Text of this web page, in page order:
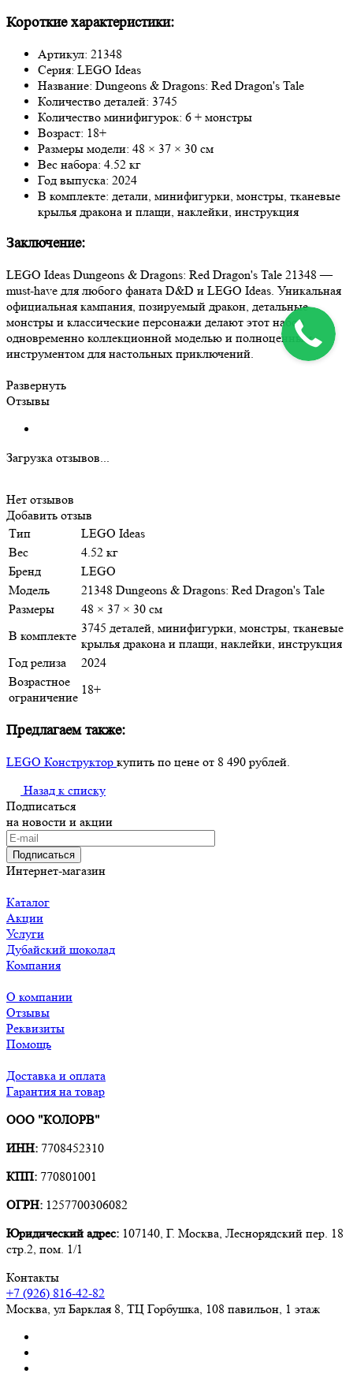
Короткие характеристики:
Артикул: 21348
Серия: LEGO Ideas
Название: Dungeons & Dragons: Red Dragon's Tale
Количество деталей: 3745
Количество минифигурок: 6 + монстры
Возраст: 18+
Размеры модели: 48 × 37 × 30 см
Вес набора: 4.52 кг
Год выпуска: 2024
В комплекте: детали, минифигурки, монстры, тканевые
крылья дракона и плащи, наклейки, инструкция
Заключение:
LEGO Ideas Dungeons & Dragons: Red Dragon's Tale 21348 —
must-have для любого фаната D&D и LEGO Ideas. Уникальная
официальная кампания, позируемый дракон, детальные
монстры и классические персонажи делают этот набор
одновременно коллекционной моделью и полноценным
инструментом для настольных приключений.
Развернуть
Отзывы
Загрузка отзывов...
Нет отзывов
Добавить отзыв
Тип
LEGO Ideas
Вес
4.52 кг
Бренд
LEGO
Модель
21348 Dungeons & Dragons: Red Dragon's Tale
Размеры
48 × 37 × 30 см
В комплекте
3745 деталей, минифигурки, монстры, тканевые
крылья дракона и плащи, наклейки, инструкция
Год релиза
2024
Возрастное
ограничение
18+
Предлагаем также:
LEGO Конструктор купить по цене от 8 490 рублей.
Назад к списку
Подписаться
на новости и акции
Подписаться
Интернет-магазин
Каталог
Акции
Услуги
Дубайский шоколад
Компания
О компании
Отзывы
Реквизиты
Помощь
Доставка и оплата
Гарантия на товар
ООО "КОЛОРВ"
ИНН: 7708452310
КПП: 770801001
ОГРН: 1257700306082
Юридический адрес: 107140, Г. Москва, Леснорядский пер. 18
стр.2, пом. 1/1
Контакты
+7 (926) 816-42-82
Москва, ул Барклая 8, ТЦ Горбушка, 108 павильон, 1 этаж